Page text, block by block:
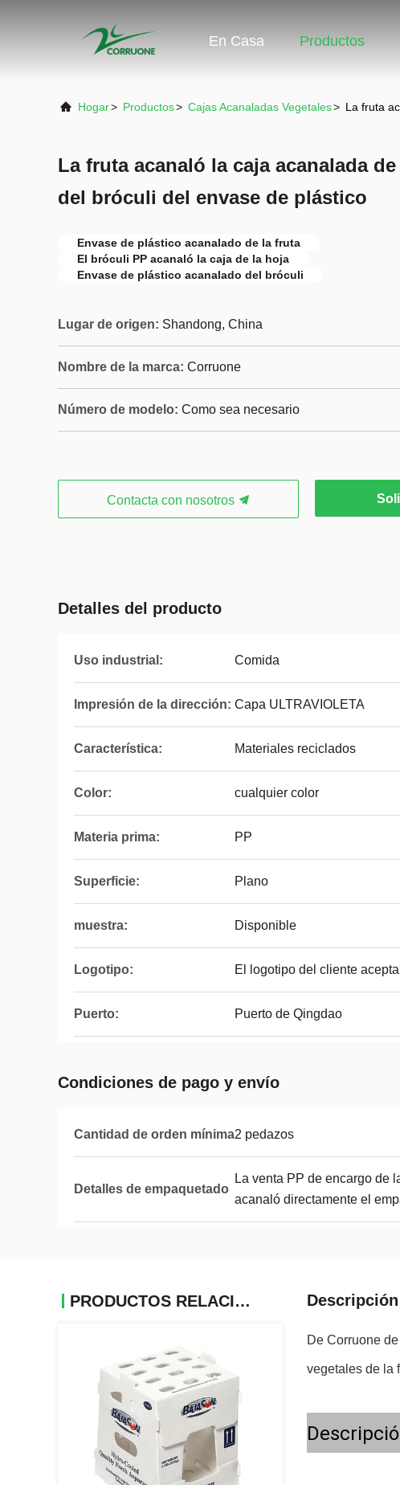
En Casa Productos
Hogar> Productos> Cajas Acanaladas Vegetales> La fruta
La fruta acanaló la caja acanalada
del bróculi del envase de plástico
Envase de plástico acanalado de la fruta
El bróculi PP acanaló la caja de la hoja
Envase de plástico acanalado del bróculi
Lugar de origen: Shandong, China
Nombre de la marca: Corruone
Número de modelo: Como sea necesario
Contacta con nosotros
Detalles del producto
Uso industrial: Comida
Impresión de la dirección: Capa ULTRAVIOLETA
Característica: Materiales reciclados
Color: cualquier color
Materia prima: PP
Superficie: Plano
muestra: Disponible
Logotipo: El logotipo del cliente
Puerto: Puerto de Qingdao
Condiciones de pago y envío
Cantidad de orden mínima2 pedazos
Detalles de empaquetado
La venta PP de encargo de
acanaló directamente el
PRODUCTOS RELACIONADOS
De Corruone
vegetales de la